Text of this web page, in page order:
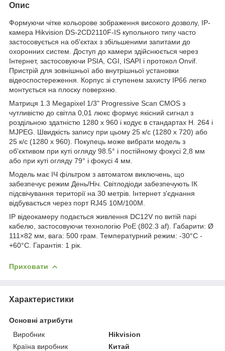
Опис
Формуючи чітке кольорове зображення високого дозволу, IP-
камера Hikvision DS-2CD2110F-IS купольного типу часто
застосовується на об'єктах з збільшеними запитами до
охоронних систем. Доступ до камери здійснюється через
Інтернет, застосовуючи PSIA, CGI, ISAPI і протокол Onvif.
Пристрій для зовнішньої або внутрішньої установки
відеоспостереження. Корпус зі ступенем захисту IP66 легко
монтується на плоску поверхню.
Матриця 1.3 Megapixel 1/3" Progressive Scan CMOS з
чутливістю до світла 0,01 люкс формує якісний сигнал з
роздільною здатністю 1280 х 960 і кодує в стандартах H. 264 і
MJPEG. Швидкість запису при цьому 25 к/с (1280 x 720) або
25 к/с (1280 x 960). Покупець може вибрати модель з
об'єктивом при куті огляду 98.5° і постійному фокусі 2,8 мм
або при куті огляду 79° і фокусі 4 мм.
Модель має ІЧ фільтром з автоматом виключень, що
забезпечує режим День/Ніч. Світлодіоди забезпечують ІК
підсвічування території на 30 метрів. Інтернет з'єднання
відбувається через порт RJ45 10M/100M.
IP відеокамеру подається живлення DC12V по витій парі
кабелю, застосовуючи технологію PoE (802.3 af). Габарити: Ø
111×82 мм, вага: 500 грам. Температурний режим: -30°C -
+60°C. Гарантія: 1 рік.
Приховати
Характеристики
Основні атрибути
Виробник
Hikvision
Країна виробник
Китай